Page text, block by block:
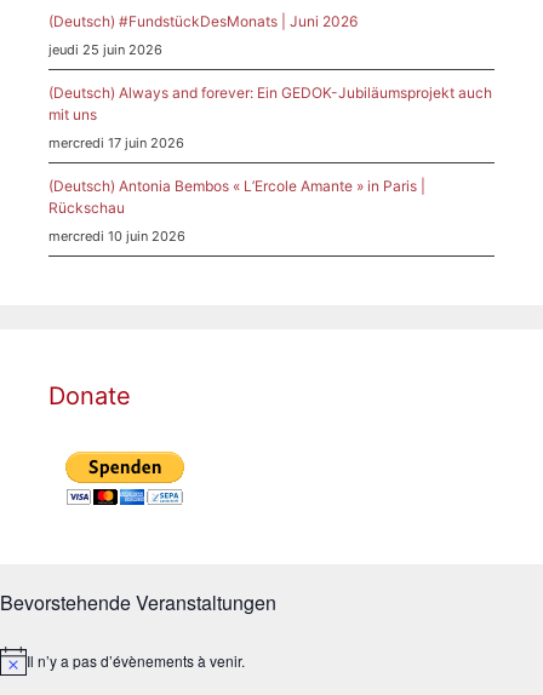
(Deutsch) #FundstückDesMonats | Juni 2026
jeudi 25 juin 2026
(Deutsch) Always and forever: Ein GEDOK-Jubiläumsprojekt auch
mit uns
mercredi 17 juin 2026
(Deutsch) Antonia Bembos « L’Ercole Amante » in Paris |
Rückschau
mercredi 10 juin 2026
Donate
Bevorstehende Veranstaltungen
NoticeIl n’y a pas d’évènements à venir.